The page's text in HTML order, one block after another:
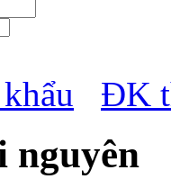
ĐK
nguyên